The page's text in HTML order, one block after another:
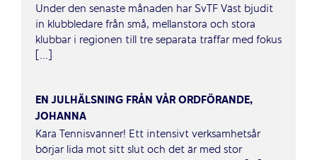
Under den senaste månaden har SvTF Väst bjudit
in klubbledare från små, mellanstora och stora
klubbar i regionen till tre separata träffar med fokus
[...]
EN JULHÄLSNING FRÅN VÅR ORDFÖRANDE,
JOHANNA
Kära Tennisvänner! Ett intensivt verksamhetsår
börjar lida mot sitt slut och det är med stor